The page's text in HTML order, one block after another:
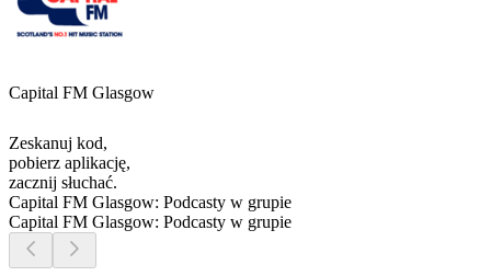
Capital FM Glasgow
Zeskanuj kod,
pobierz aplikację,
zacznij słuchać.
Capital FM Glasgow: Podcasty w grupie
Capital FM Glasgow: Podcasty w grupie